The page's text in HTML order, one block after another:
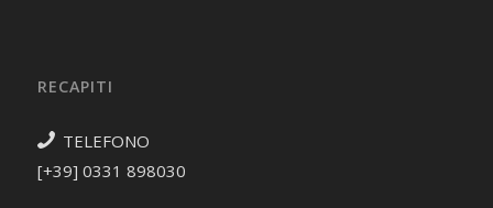
RECAPITI
TELEFONO
[+39] 0331 898030